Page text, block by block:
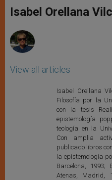
p
p
g
e
o
k
r
Isabel Orellana
View all articles
Isabel Orellana
Filosofía por la
con la tesis
epistemología
teología en la
Con amplia
publicado libros
la epistemología
Barcelona, 1993;
Atenas, Madrid,